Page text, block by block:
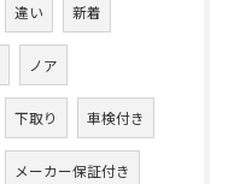
違い 新着
ノア
下取り 車検付き
メーカー保証付き